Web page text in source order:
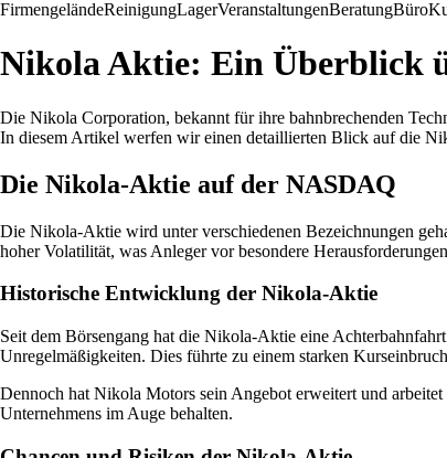
FirmengeländeReinigungLagerVeranstaltungenBeratungBüro
Nikola Aktie: Ein Überblick
Die Nikola Corporation, bekannt für ihre bahnbrechenden
In diesem Artikel werfen wir einen detaillierten Blick auf die
Die Nikola-Aktie auf der NASDAQ
Die Nikola-Aktie wird unter verschiedenen Bezeichnungen
hoher Volatilität, was Anleger vor besondere
Historische Entwicklung der Nikola-Aktie
Seit dem Börsengang hat die Nikola-Aktie eine
Unregelmäßigkeiten. Dies führte zu einem starken
Dennoch hat Nikola Motors sein Angebot erweitert und
Unternehmens im Auge behalten.